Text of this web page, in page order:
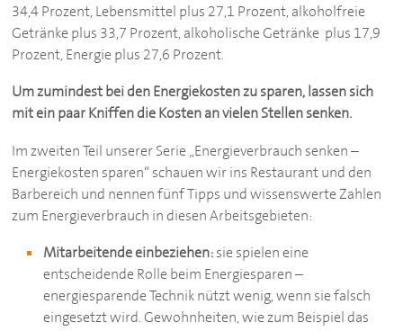
34,4 Prozent, Lebensmittel plus 27,1 Prozent, alkoholfreie
Getränke plus 33,7 Prozent, alkoholische Getränke plus 17,9
Prozent, Energie plus 27,6 Prozent.
Um zumindest bei den Energiekosten zu sparen, lassen sich
mit ein paar Kniffen die Kosten an vielen Stellen senken.
Im zweiten Teil unserer Serie „Energieverbrauch senken –
Energiekosten sparen“ schauen wir ins Restaurant und den
Barbereich und nennen fünf Tipps und wissenswerte Zahlen
zum Energieverbrauch in diesen Arbeitsgebieten:
Mitarbeitende einbeziehen:sie spielen eine
entscheidende Rolle beim Energiesparen –
energiesparende Technik nützt wenig, wenn sie falsch
eingesetzt wird. Gewohnheiten, wie zum Beispiel das